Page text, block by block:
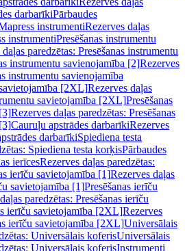
darbarīkiPārbaudes
instrumentiRezerves daļas
instrumentiPresēšanas instrumentu
paredzētas: Presēšanas instrumentu
instrumentu savienojamība [2]Rezerves
instrumentu savienojamība
[2XL]Rezerves daļas
savietojamība [2XL]Presēšanas
Rezerves daļas paredzētas: Presēšanas
Cauruļu apstrādes darbarīkiRezerves
darbarīkiSpiediena testa
Spiediena testa korķisPārbaudes
ierīcesRezerves daļas paredzētas:
ierīču savietojamība [1]Rezerves daļas
savietojamība [1]Presēšanas ierīču
paredzētas: Presēšanas ierīču
ierīču savietojamība [2XL]Rezerves
ierīču savietojamība [2XL]Universālais
Universālais koferisUniversālais
Universālais koferisInstrumenti